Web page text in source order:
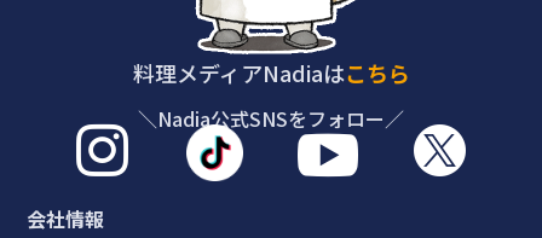
料理メディアNadiaはこちら
＼Nadia公式SNSをフォロー／
  
会社情報